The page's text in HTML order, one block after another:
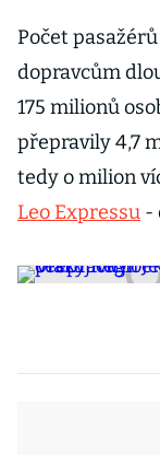
Počet
dopravcům
175 milionů
přepravily 4,7
tedy o milion
Leo Expressu -